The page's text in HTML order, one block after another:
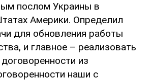
послом Украины в
Америки. Определил
для обновления работы
и главное – реализовать
из
наши с